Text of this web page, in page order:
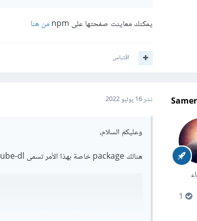
يمكنك معاينت صفحتها على npm من هنا
اقتباس
نشر16 يوليو 2022
وعليكم السلام،
هنالك package خاصة بهذا الأمر تسمى youtube-dl